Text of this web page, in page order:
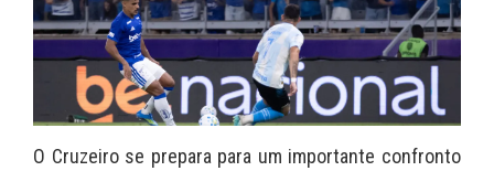
O Cruzeiro se prepara para um importante confronto